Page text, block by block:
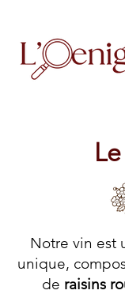
Notre vin est
unique,
de raisins